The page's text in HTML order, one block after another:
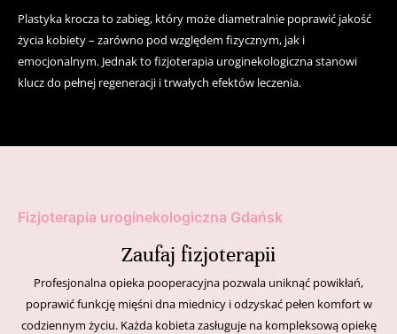
Plastyka krocza to zabieg, który może diametralnie poprawić jakość
życia kobiety – zarówno pod względem fizycznym, jak i
emocjonalnym. Jednak to fizjoterapia uroginekologiczna stanowi
klucz do pełnej regeneracji i trwałych efektów leczenia.
Fizjoterapia uroginekologiczna Gdańsk
Zaufaj fizjoterapii
Profesjonalna opieka pooperacyjna pozwala uniknąć powikłań,
poprawić funkcję mięśni dna miednicy i odzyskać pełen komfort w
codziennym życiu. Każda kobieta zasługuje na kompleksową opiekę